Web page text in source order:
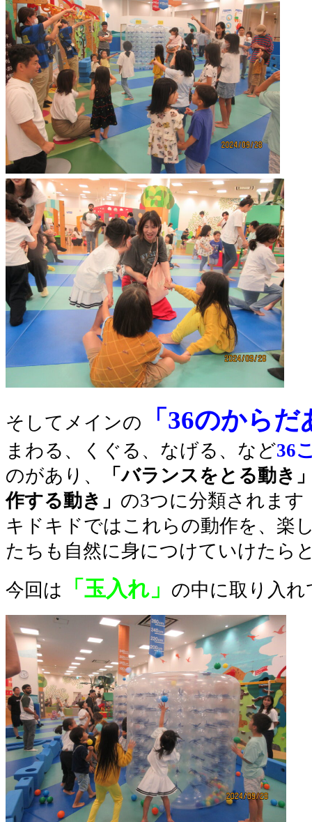
そしてメインの 「36のから
まわる、くぐる、なげる、など36
のがあり、
「バランスをとる動き
作する動き」 の3つに分類されます
キドキドではこれらの動作を、楽
たちも自然に身につけていけたら
今回は
「玉入れ」 の中に取り入